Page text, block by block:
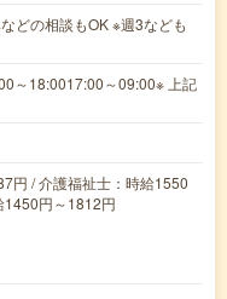
どの相談もOK ※週3なども
～18:0017:00～09:00※ 上記
円 / 介護福祉士：時給1550
1450円～1812円